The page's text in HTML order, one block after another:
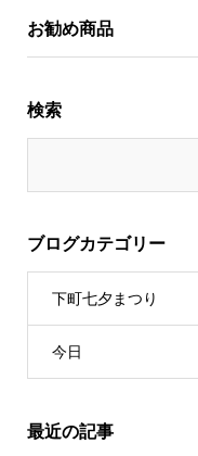
お勧め商品
検索
ブログカテゴリー
下町七夕まつり
今日
最近の記事